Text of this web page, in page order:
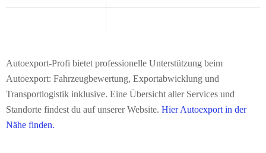
Autoexport-Profi bietet professionelle Unterstützung beim
Autoexport: Fahrzeugbewertung, Exportabwicklung und
Transportlogistik inklusive. Eine Übersicht aller Services und
Standorte findest du auf unserer Website. Hier Autoexport in der
Nähe finden.